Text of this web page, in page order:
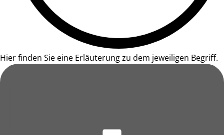
Hier finden Sie eine Erläuterung zu dem jeweiligen Begriff.